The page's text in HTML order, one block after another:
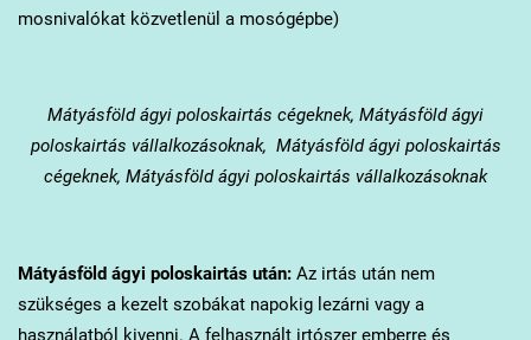
mosnivalókat közvetlenül a mosógépbe)
Mátyásföldágyi poloskairtás cégeknek, Mátyásföld ágyi
poloskairtás vállalkozásoknak, Mátyásföld ágyi poloskairtás
cégeknek, Mátyásföld ágyi poloskairtás vállalkozásoknak
Mátyásföld ágyi poloskairtás után:Az irtás után nem
szükséges a kezelt szobákat napokig lezárni vagy a